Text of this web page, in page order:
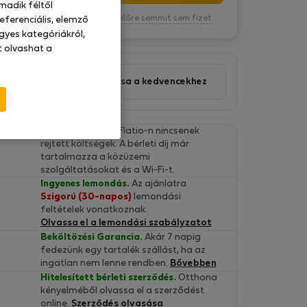
Kötelezettség nélkül, egyelőre semmit sem fizet
Ajánlat hozzáadása a kedvencekhez
A Flatio-n nincsenek
rejtett költségek. A bérleti díj már
tartalmazza a közüzemi
szolgáltatásokat és a Wi-Fi-t.
Ingyenes lemondás. Az ajánlatra
Szigorú (30-napos) lemondási
feltételek vonatkoznak.
Olvassa el a lemondási szabályzatot
Beköltözési Garancia. Akár 7 napig
fedezünk egy tartalék szállást, ha az
ingatlan nem lenne rendben. Bővebben
Hitelesített bérleti szerződés. Otthona
kényelméből olvassa el a szerződést
online. Szerződés olvasása
féltől
elemző
kategóriákról,
olvashat a